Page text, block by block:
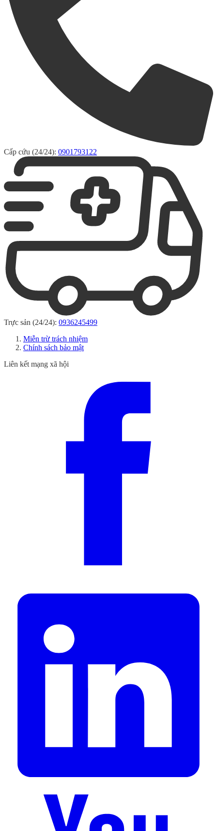
Cấp cứu (24/24): 0901793122
Trực sản (24/24): 0936245499
Miễn trừ trách nhiệm
Chính sách bảo mật
Liên kết mạng xã hội